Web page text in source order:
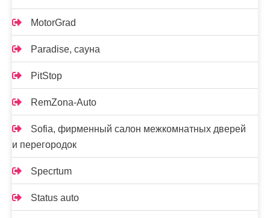
MotorGrad
Paradise, сауна
PitStop
RemZona-Auto
Sofia, фирменный салон межкомнатных дверей
и перегородок
Specrtum
Status auto